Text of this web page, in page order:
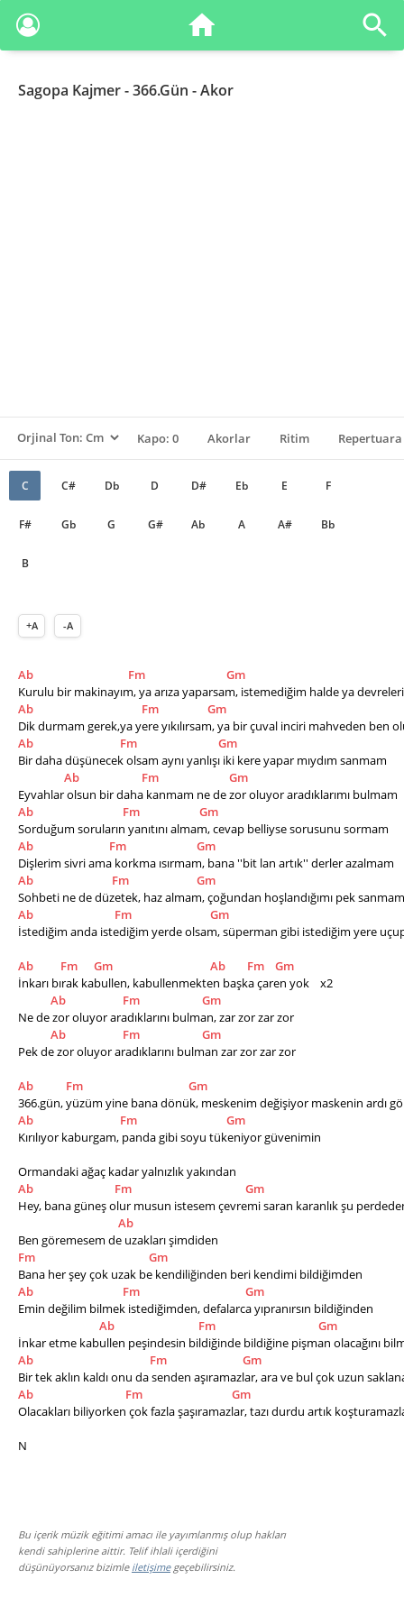
Sagopa Kajmer- 366.Gün - Akor
Kapo: 0 Akorlar Ritim Repertuara
C C# Db D D# Eb E F
F# Gb G G# Ab A A# Bb
B
+A -A
Ab Fm
Gm
Kurulu bir makinayım, ya arıza yaparsam, istemediğim halde ya
Ab
Fm
Gm
Dik durmam gerek,ya yere yıkılırsam, ya bir çuval inciri mahveden ben
Ab
Fm
Gm
Bir daha düşünecek olsam aynı yanlışı iki kere yapar mıydım sanmam
Ab
Fm
Gm
Eyvahlar olsun bir daha kanmam ne de zor oluyor aradıklarımı bulmam
Ab
Fm
Gm
Sorduğum soruların yanıtını almam, cevap belliyse sorusunu sormam
Ab
Fm
Gm
Dişlerim sivri ama korkma ısırmam, bana ''bit lan artık'' derler azalmam
Ab
Fm
Gm
Sohbeti ne de düzetek, haz almam, çoğundan hoşlandığımı pek sanmam
Ab
Fm
Gm
İstediğim anda istediğim yerde olsam, süperman gibi istediğim yere
Ab Fm Gm Ab Fm
Gm
İnkarı bırak kabullen, kabullenmekten başka çaren yok    x2
Ab
Fm
Gm
Ne de zor oluyor aradıklarını bulman, zar zor zar zor
Ab
Fm
Gm
Pek de zor oluyor aradıklarını bulman zar zor zar zor
Ab Fm
Gm
366.gün, yüzüm yine bana dönük, meskenim değişiyor maskenin ardı
Ab
Fm
Gm
Kırılıyor kaburgam, panda gibi soyu tükeniyor güvenimin
Ormandaki ağaç kadar yalnızlık yakından
Ab
Fm
Gm
Hey, bana güneş olur musun istesem çevremi saran karanlık şu
Ab
Ben göremesem de uzakları şimdiden
Fm
Gm
Bana her şey çok uzak be kendiliğinden beri kendimi bildiğimden
Ab
Fm
Gm
Emin değilim bilmek istediğimden, defalarca yıpranırsın bildiğinden
Ab
Fm
Gm
İnkar etme kabullen peşindesin bildiğinde bildiğine pişman olacağını
Ab
Fm
Gm
Bir tek aklın kaldı onu da senden aşıramazlar, ara ve bul çok uzun
Ab
Fm
Gm
Olacakları biliyorken çok fazla şaşıramazlar, tazı durdu artık
N
Bu içerik müzik eğitimi amacı ile yayımlanmış olup hakları
kendi sahiplerine aittir. Telif ihlali içerdiğini
düşünüyorsanız bizimle iletişimegeçebilirsiniz.